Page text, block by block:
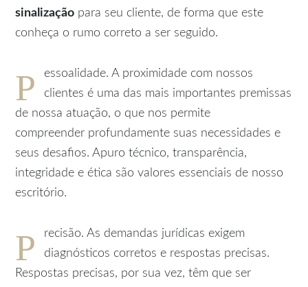
sinalização para seu cliente, de forma que este
conheça o rumo correto a ser seguido.
P
essoalidade. A proximidade com nossos
clientes é uma das mais importantes premissas
de nossa atuação, o que nos permite
compreender profundamente suas necessidades e
seus desafios. Apuro técnico, transparência,
integridade e ética são valores essenciais de nosso
escritório.
P
recisão. As demandas jurídicas exigem
diagnósticos corretos e respostas precisas.
Respostas precisas, por sua vez, têm que ser